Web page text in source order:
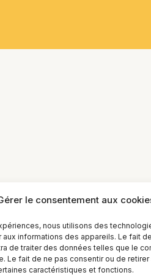
le consentement aux
nous utilisons des
informations des appareils. Le fait
de traiter des données telles que le
Le fait de ne pas consentir ou de
caractéristiques et fonctions.